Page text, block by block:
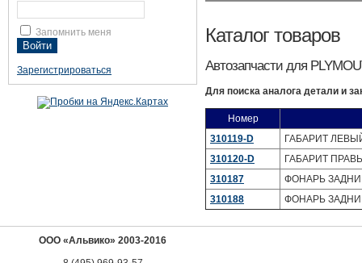
Запомнить меня
Зарегистрироваться
Каталог товаров
Автозапчасти для
Для поиска аналога детали и
Номер
310119-D
ГАБАРИТ ЛЕВЫЙ
310120-D
ГАБАРИТ
310187
ФОНАРЬ
310188
ФОНАРЬ
ООО «Альвико» 2003-2016